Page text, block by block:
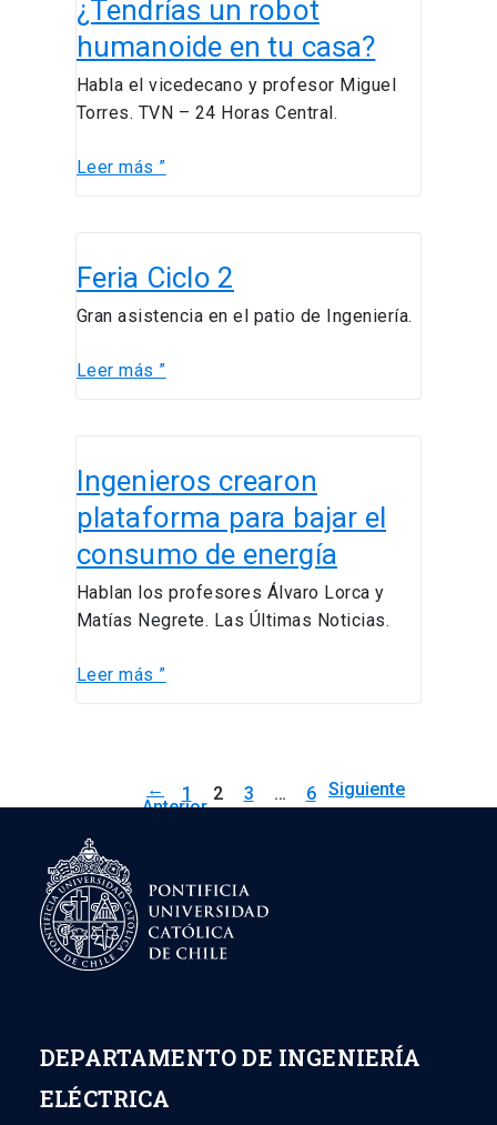
¿Tendrías un robot
humanoide en tu casa?
Habla el vicedecano y profesor Miguel
Torres. TVN – 24 Horas Central.
un
robot
humanoide
en
tu
Leer más ”
Feria Ciclo 2
Gran asistencia en el patio de Ingeniería.
Ciclo
Leer más ”
Ingenieros crearon
plataforma para bajar el
consumo de energía
Hablan los profesores Álvaro Lorca y
Matías Negrete. Las Últimas Noticias.
crearon
plataforma
para
bajar
el
consumo
energía
Leer más ”
←
Anterior
1 2 3 … 6
Siguiente
→
DEPARTAMENTO DE INGENIERÍA
ELÉCTRICA